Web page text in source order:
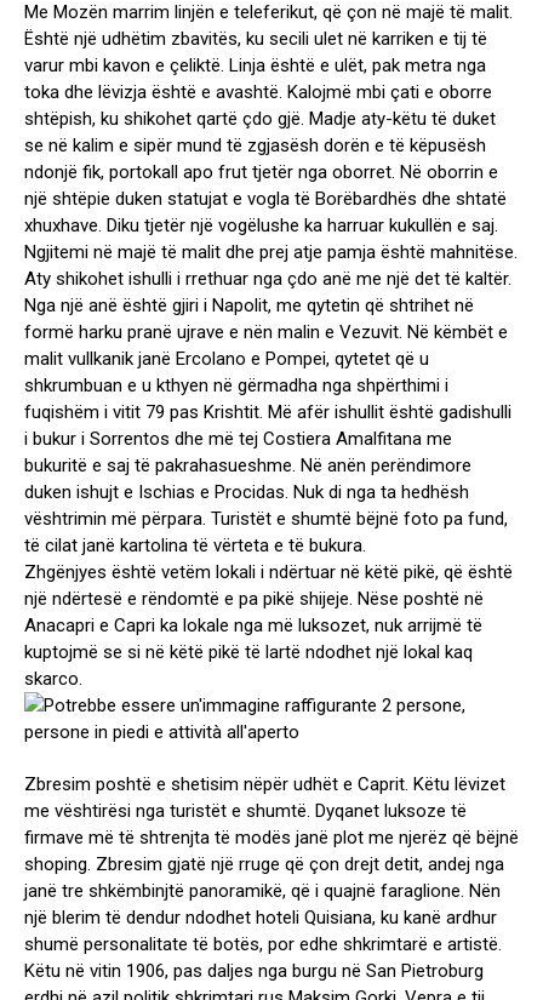
Me Mozën marrim linjën e teleferikut, që çon në majë të malit.
Është një udhëtim zbavitës, ku secili ulet në karriken e tij të
varur mbi kavon e çeliktë. Linja është e ulët, pak metra nga
toka dhe lëvizja është e avashtë. Kalojmë mbi çati e oborre
shtëpish, ku shikohet qartë çdo gjë. Madje aty-këtu të duket
se në kalim e sipër mund të zgjasësh dorën e të këpusësh
ndonjë fik, portokall apo frut tjetër nga oborret. Në oborrin e
një shtëpie duken statujat e vogla të Borëbardhës dhe shtatë
xhuxhave. Diku tjetër një vogëlushe ka harruar kukullën e saj.
Ngjitemi në majë të malit dhe prej atje pamja është mahnitëse.
Aty shikohet ishulli i rrethuar nga çdo anë me një det të kaltër.
Nga një anë është gjiri i Napolit, me qytetin që shtrihet në
formë harku pranë ujrave e nën malin e Vezuvit. Në këmbët e
malit vullkanik janë Ercolano e Pompei, qytetet që u
shkrumbuan e u kthyen në gërmadha nga shpërthimi i
fuqishëm i vitit 79 pas Krishtit. Më afër ishullit është gadishulli
i bukur i Sorrentos dhe më tej Costiera Amalfitana me
bukuritë e saj të pakrahasueshme. Në anën perëndimore
duken ishujt e Ischias e Procidas. Nuk di nga ta hedhësh
vështrimin më përpara. Turistët e shumtë bëjnë foto pa fund,
të cilat janë kartolina të vërteta e të bukura.
Zhgënjyes është vetëm lokali i ndërtuar në këtë pikë, që është
një ndërtesë e rëndomtë e pa pikë shijeje. Nëse poshtë në
Anacapri e Capri ka lokale nga më luksozet, nuk arrijmë të
kuptojmë se si në këtë pikë të lartë ndodhet një lokal kaq
skarco.
Zbresim poshtë e shetisim nëpër udhët e Caprit. Këtu lëvizet
me vështirësi nga turistët e shumtë. Dyqanet luksoze të
firmave më të shtrenjta të modës janë plot me njerëz që bëjnë
shoping. Zbresim gjatë një rruge që çon drejt detit, andej nga
janë tre shkëmbinjtë panoramikë, që i quajnë faraglione. Nën
një blerim të dendur ndodhet hoteli Quisiana, ku kanë ardhur
shumë personalitate të botës, por edhe shkrimtarë e artistë.
Këtu në vitin 1906, pas daljes nga burgu në San Pietroburg